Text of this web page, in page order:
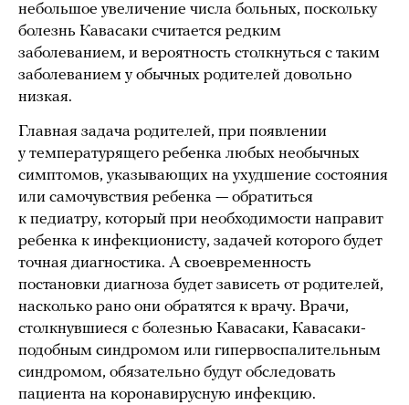
небольшое увеличение числа больных, поскольку
болезнь Кавасаки считается редким
заболеванием, и вероятность столкнуться с таким
заболеванием у обычных родителей довольно
низкая.
Главная задача родителей, при появлении
у температурящего ребенка любых необычных
симптомов, указывающих на ухудшение состояния
или самочувствия ребенка — обратиться
к педиатру, который при необходимости направит
ребенка к инфекционисту, задачей которого будет
точная диагностика. А своевременность
постановки диагноза будет зависеть от родителей,
насколько рано они обратятся к врачу. Врачи,
столкнувшиеся с болезнью Кавасаки, Кавасаки-
подобным синдромом или гипервоспалительным
синдромом, обязательно будут обследовать
пациента на коронавирусную инфекцию.